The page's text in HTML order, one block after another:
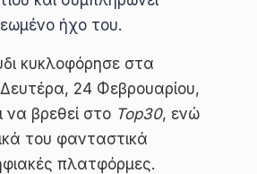
ήχο του.
κυκλοφόρησε στα
24 Φεβρουαρίου,
να βρεθεί στο Top30, ενώ
του φανταστικά
πλατφόρμες.